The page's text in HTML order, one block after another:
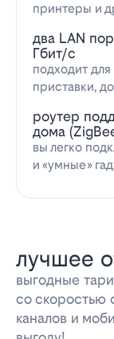
принтеры и
два LAN
Гбит/с
подходит
приставки,
роутер
дома
вы легко
и «умные»
лучшее
выгодные
со скоростью
каналов и